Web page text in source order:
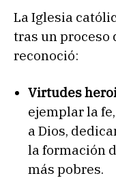
La Iglesia
tras un proceso
reconoció:
Virtudes
ejemplar la
a Dios,
la formación
más pobres.